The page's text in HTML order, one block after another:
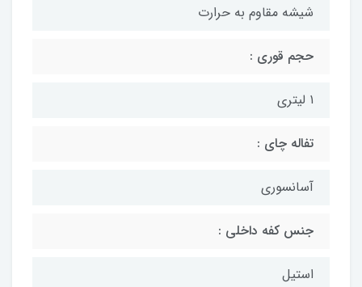
شیشه مقاوم به حرارت
حجم قوری :
۱ لیتری
تفاله چای :
آسانسوری
جنس کفه داخلی :
استیل